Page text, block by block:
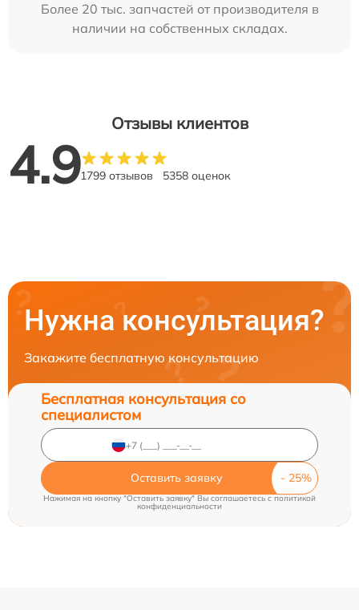
Более 20 тыс. запчастей от производителя в
наличии на собственных складах.
Отзывы клиентов
4.91799 отзывов 5358 оценок
Нужна консультация?
Закажите бесплатную консультацию
Бесплатная консультация со
специалистом
Оставить заявку
Нажимая на кнопку "Оставить заявку" Вы соглашаетесь cполитикой
конфиденциальности